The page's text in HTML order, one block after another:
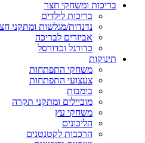
בריכות ומשחקי חצר
בריכות לילדים
נדנדות/מגלשות ומתקני חצר
אביזרים לבריכה
כדורגל וכדורסל
תינוקות
משחקי התפתחות
צעצועי התפתחות
בימבות
מוביילים ומתקני תקרה
משחקי עץ
הליכונים
הרכבות לקטנטנים